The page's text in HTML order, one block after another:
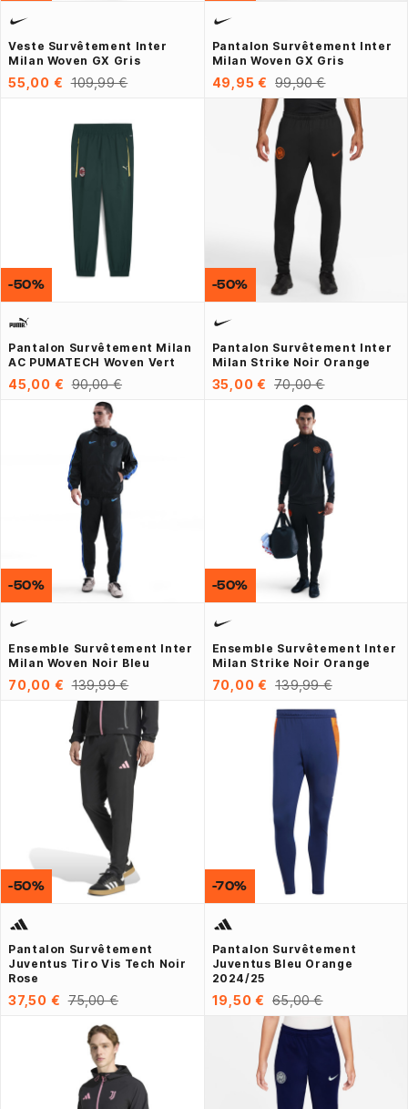
Veste Survêtement Inter
Milan Woven GX Gris
55,00 € 109,99 €
Pantalon Survêtement Inter
Milan Woven GX Gris
49,95 € 99,90 €
Pantalon Survêtement Milan
AC PUMATECH Woven Vert
45,00 € 90,00 €
-50%
Pantalon Survêtement Inter
Milan Strike Noir Orange
35,00 € 70,00 €
-50%
Ensemble Survêtement Inter
Milan Woven Noir Bleu
70,00 € 139,99 €
-50%
Ensemble Survêtement Inter
Milan Strike Noir Orange
70,00 € 139,99 €
-50%
Pantalon Survêtement
Juventus Tiro Vis Tech Noir
Rose
37,50 € 75,00 €
-50%
Pantalon Survêtement
Juventus Bleu Orange
2024/25
19,50 € 65,00 €
-70%